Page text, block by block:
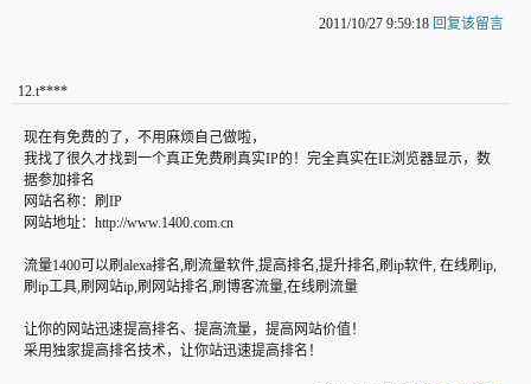
2011/10/27 9:59:18 回复该留言
12.t****
现在有免费的了，不用麻烦自己做啦，
我找了很久才找到一个真正免费刷真实IP的！完全真实在IE浏览器显示，数
据参加排名
网站名称：刷IP
网站地址：http://www.1400.com.cn
流量1400可以刷alexa排名,刷流量软件,提高排名,提升排名,刷ip软件, 在线刷ip,
刷ip工具,刷网站ip,刷网站排名,刷博客流量,在线刷流量
让你的网站迅速提高排名、提高流量，提高网站价值！
采用独家提高排名技术，让你站迅速提高排名！